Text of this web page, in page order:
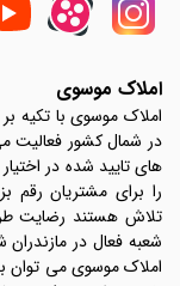
املاک موسوی
املاک موسوی با تکیه
در شمال کشور فعالیت
های تایید شده در
را برای مشتریان رقم
شعبه فعال در
املاک موسوی می توان